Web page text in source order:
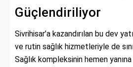
Güçlendiriliyor
Sivrihisar’a kazandırılan bu dev
ve rutin sağlık hizmetleriyle de
Sağlık kompleksinin hemen